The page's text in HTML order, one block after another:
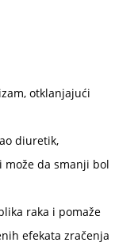
otklanjajući
diuretik,
da smanji bol
raka i pomaže
efekata zračenja